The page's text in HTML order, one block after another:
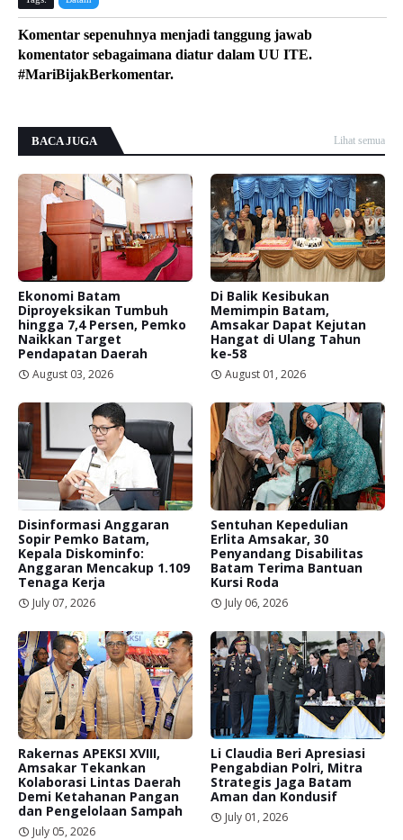
Komentar sepenuhnya menjadi tanggung jawab
komentator sebagaimana diatur dalam UU ITE.
#MariBijakBerkomentar.
BACA JUGA Lihat semua
Ekonomi Batam
Diproyeksikan Tumbuh
hingga 7,4 Persen, Pemko
Naikkan Target
Pendapatan Daerah
August 03, 2026
Di Balik Kesibukan
Memimpin Batam,
Amsakar Dapat Kejutan
Hangat di Ulang Tahun
ke-58
August 01, 2026
Disinformasi Anggaran
Sopir Pemko Batam,
Kepala Diskominfo:
Anggaran Mencakup 1.109
Tenaga Kerja
July 07, 2026
Sentuhan Kepedulian
Erlita Amsakar, 30
Penyandang Disabilitas
Batam Terima Bantuan
Kursi Roda
July 06, 2026
Rakernas APEKSI XVIII,
Amsakar Tekankan
Kolaborasi Lintas Daerah
Demi Ketahanan Pangan
dan Pengelolaan Sampah
July 05, 2026
Li Claudia Beri Apresiasi
Pengabdian Polri, Mitra
Strategis Jaga Batam
Aman dan Kondusif
July 01, 2026